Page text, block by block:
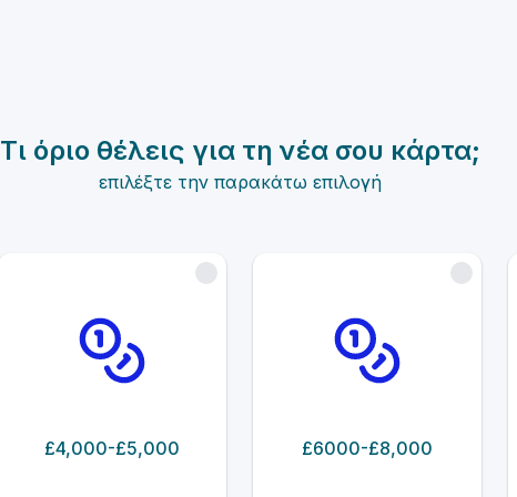
Τι όριο θέλεις για τη νέα σου κάρτα;
επιλέξτε την παρακάτω επιλογή
£4,000-£5,000 £6000-£8,000